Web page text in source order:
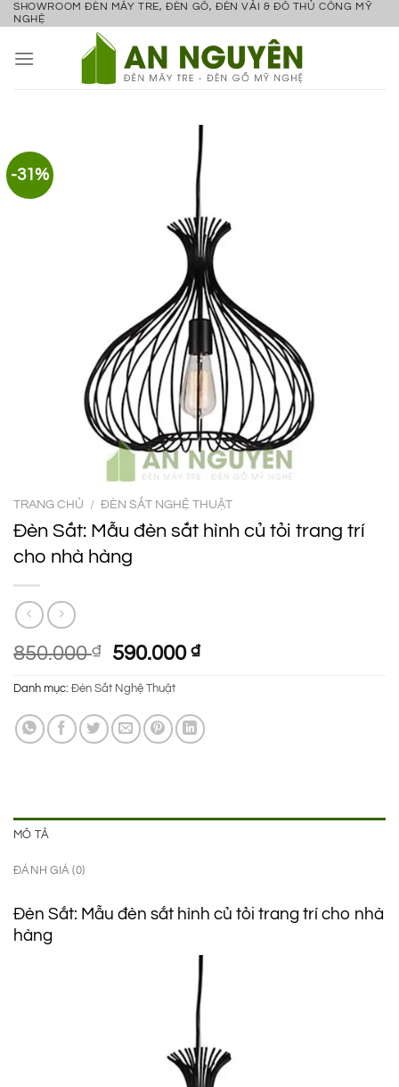
Bỏ
nội
SHOWROOM ĐÈN MÂY TRE, ĐÈN GỖ, ĐÈN VẢI & ĐỒ THỦ CÔNG MỸ
NGHỆ
-31%
TRANG CHỦ / ĐÈN SẮT NGHỆ THUẬT
Đèn Sắt: Mẫu đèn sắt hình củ tỏi trang trí
cho nhà hàng
850.000₫
Giá
gốc
là:
850.000 ₫.
590.000₫Giá
hiện
là:
590.000 ₫.
Danh mục: Đèn Sắt Nghệ Thuật
MÔ TẢ
ĐÁNH GIÁ (0)
Đèn Sắt: Mẫu đèn sắt hình củ tỏi trang trí cho nhà
hàng